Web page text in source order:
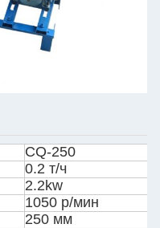
CQ-250
0.2 т/ч
2.2kw
1050 р/мин
250 мм